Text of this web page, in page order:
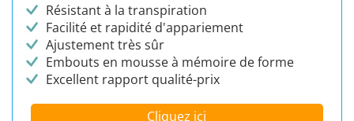
Résistant à la transpiration
Facilité et rapidité d'appariement
Ajustement très sûr
Embouts en mousse à mémoire de forme
Excellent rapport qualité-prix
Cliquez ici